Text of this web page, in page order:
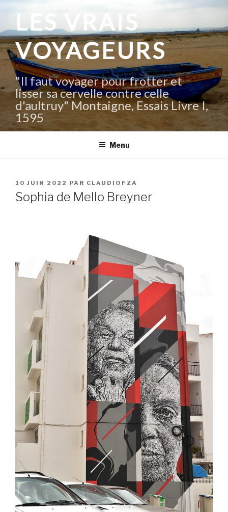
contenu
principal
LES VRAIS
VOYAGEURS
"Il faut voyager pour frotter et
lisser sa cervelle contre celle
d'aultruy" Montaigne, Essais Livre I,
1595
Menu
PUBLIÉ
LE
10 JUIN 2022 PAR CLAUDIOFZA
Sophia de Mello Breyner